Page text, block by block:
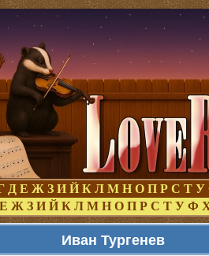
Д Е Ж З И Й К Л М Н О П Р С Т У
Е Ж З И Й К Л М Н О П Р С Т У Ф
Иван Тургенев